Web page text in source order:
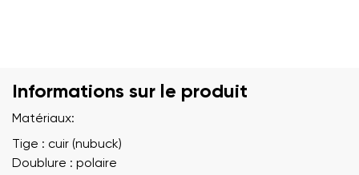
Informations sur le produit
Matériaux:
Tige : cuir (nubuck)
Doublure : polaire